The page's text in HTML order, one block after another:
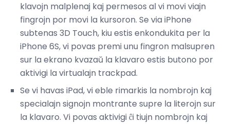
klavojn malplenaj kaj permesos al vi movi viajn
fingrojn por movi la kursoron. Se via iPhone
subtenas 3D Touch, kiu estis enkondukita per la
iPhone 6S, vi povas premi unu fingron malsupren
sur la ekrano kvazaŭ la klavaro estis butono por
aktivigi la virtualajn trackpad.
Se vi havas iPad, vi eble rimarkis la nombrojn kaj
specialajn signojn montrante supre la literojn sur
la klavaro. Vi povas aktivigi ĉi tiujn nombrojn kaj